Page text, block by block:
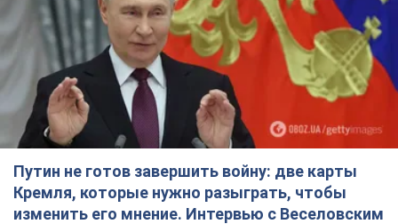
Путин не готов завершить войну: две карты
Кремля, которые нужно разыграть, чтобы
изменить его мнение. Интервью с Веселовским